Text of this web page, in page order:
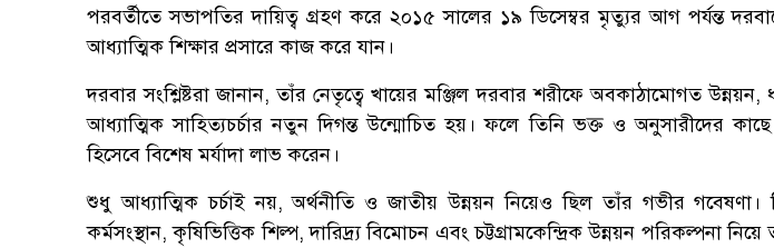
পরবর্তীতে সভাপতির দায়িত্ব গ্রহণ করে ২০১৫ সালের ১৯ ডিসেম্বর মৃত্যুর আগ পর্যন্ত
আধ্যাত্মিক শিক্ষার প্রসারে কাজ করে যান।
দরবার সংশ্লিষ্টরা জানান, তাঁর নেতৃত্বে খায়ের মঞ্জিল দরবার শরীফে অবকাঠামোগত উন্নয়ন,
আধ্যাত্মিক সাহিত্যচর্চার নতুন দিগন্ত উন্মোচিত হয়। ফলে তিনি ভক্ত ও অনুসারীদের
হিসেবে বিশেষ মর্যাদা লাভ করেন।
শুধু আধ্যাত্মিক চর্চাই নয়, অর্থনীতি ও জাতীয় উন্নয়ন নিয়েও ছিল তাঁর গভীর গবেষণা।
কর্মসংস্থান, কৃষিভিত্তিক শিল্প, দারিদ্র্য বিমোচন এবং চট্টগ্রামকেন্দ্রিক উন্নয়ন পরিকল্পনা